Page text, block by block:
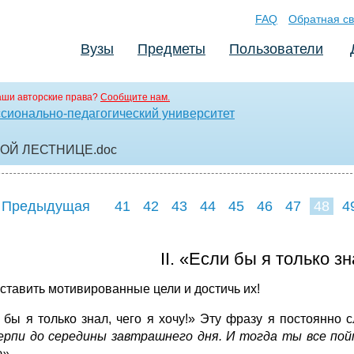
FAQ Обратная
Вузы Предметы Пользователи
авторские права? Сообщите нам.
педагогический университет
ЛЕСТНИЦЕ.doc
41 42 43 44 45 46 47 48
II. «Если бы я только
мотивированные цели и достичь их!
я только знал, чего я хочу!» Эту фразу я постоянно
до середины завтрашнего дня. И тогда ты все